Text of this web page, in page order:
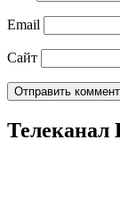
Email
Сайт